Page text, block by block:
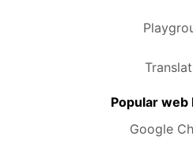
Popular
Google